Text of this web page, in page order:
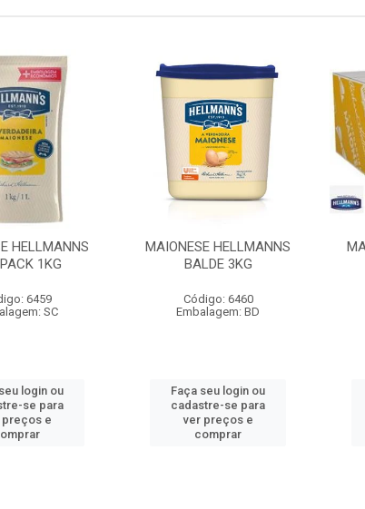
HELLMANNS
1KG
6459
SC
login ou
se para
preços e
MAIONESE HELLMANNS
BALDE 3KG
Código: 6460
Embalagem: BD
Faça seu login ou
cadastre-se para
ver preços e
comprar